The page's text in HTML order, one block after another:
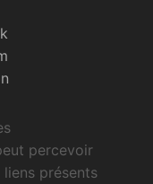
percevoir
présents